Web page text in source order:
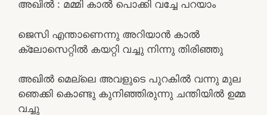
അഖിൽ : മമ്മി കാൽ പൊക്കി വച്ചേ പറയാം
ജെസി എന്താണെന്നു അറിയാൻ കാൽ
ക്ലോസെറ്റിൽ കയറ്റി വച്ചു നിന്നു തിരിഞ്ഞു
അഖിൽ മെല്ലെ അവളുടെ പുറകിൽ വന്നു മുല
ഞെക്കി കൊണ്ടു കുനിഞ്ഞിരുന്നു ചന്തിയിൽ ഉമ്മ
വച്ചു